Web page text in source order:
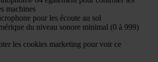
machines
pour les écoute au sol
du niveau sonore minimal (0 à 999)
les cookies marketing pour voir ce